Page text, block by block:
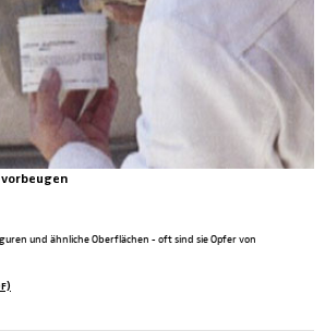
und ähnliche Oberflächen - oft sind sie Opfer von